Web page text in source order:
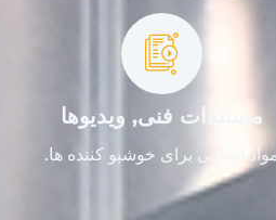
مستندات فنی, ویدیوها
اضافی برای خوشبو کننده ها.